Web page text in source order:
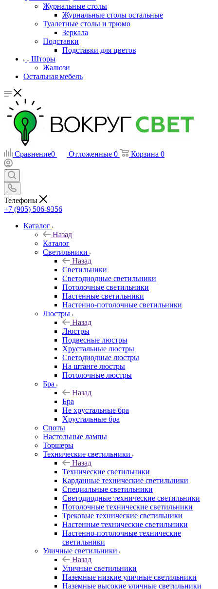
Журнальные столы
Журнальные столы остальные
Туалетные столы и трюмо
Зеркала
Подставки
Подставки для цветов
Шторы
Жалюзи
Остальная мебель
Сравнение0 Отложенные 0 Корзина 0
Телефоны
+7 (905) 506-9356
Каталог
Назад
Каталог
Светильники
Назад
Светильники
Светодиодные светильники
Потолочные светильники
Настенные светильники
Настенно-потолочные светильники
Люстры
Назад
Люстры
Подвесные люстры
Хрустальные люстры
Светодиодные люстры
На штанге люстры
Потолочные люстры
Бра
Назад
Бра
Не хрустальные бра
Хрустальные бра
Споты
Настольные лампы
Торшеры
Технические светильники
Назад
Технические светильники
Карданные технические светильники
Специальные светильники
Светодиодные технические светильники
Потолочные технические светильники
Трековые технические светильники
Настенные технические светильники
Настенно-потолочные технические
светильники
Уличные светильники
Назад
Уличные светильники
Наземные низкие уличные светильники
Наземные высокие уличные светильники